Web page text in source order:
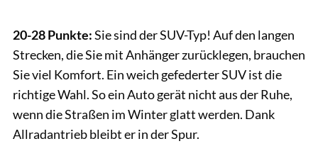
20-28 Punkte:Sie sind der SUV-Typ! Auf den langen
Strecken, die Sie mit Anhänger zurücklegen, brauchen
Sie viel Komfort. Ein weich gefederter SUV ist die
richtige Wahl. So ein Auto gerät nicht aus der Ruhe,
wenn die Straßen im Winter glatt werden. Dank
Allradantrieb bleibt er in der Spur.